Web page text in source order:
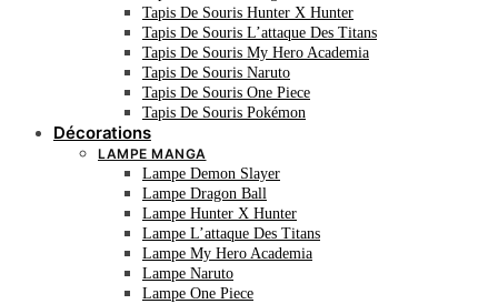
Tapis De Souris Hunter X Hunter
Tapis De Souris L’attaque Des Titans
Tapis De Souris My Hero Academia
Tapis De Souris Naruto
Tapis De Souris One Piece
Tapis De Souris Pokémon
Décorations
LAMPE MANGA
Lampe Demon Slayer
Lampe Dragon Ball
Lampe Hunter X Hunter
Lampe L’attaque Des Titans
Lampe My Hero Academia
Lampe Naruto
Lampe One Piece